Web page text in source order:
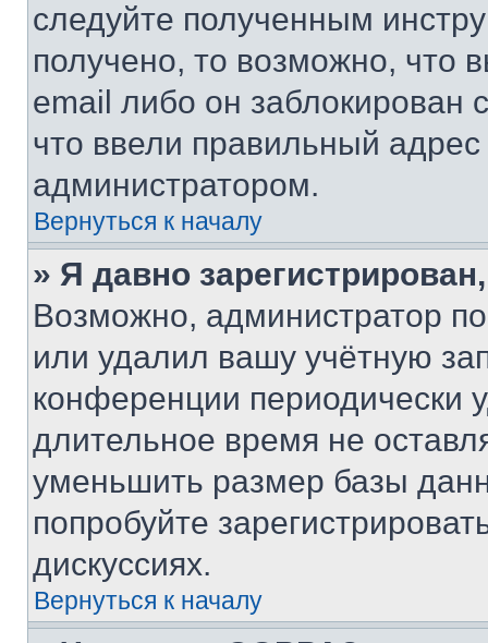
следуйте полученным
получено, то возможно, что
email либо он
что ввели правильный адрес
администратором.
Вернуться к началу
» Я давно
Возможно, администратор
или удалил вашу учётную
конференции периодически
длительное время не
уменьшить размер базы
попробуйте
дискуссиях.
Вернуться к началу